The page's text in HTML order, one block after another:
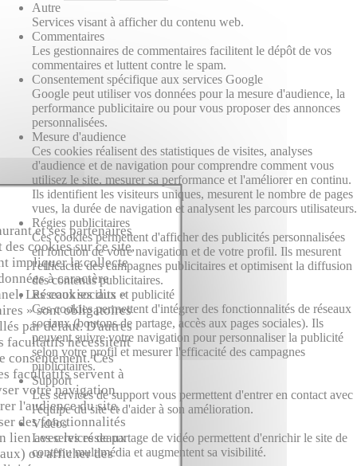
Autre
Services visant à afficher du contenu web.
Commentaires
Les gestionnaires de commentaires facilitent le dépôt de vos
commentaires et luttent contre le spam.
Consentement spécifique aux services Google
Google peut utiliser vos données pour la mesure d'audience, la
performance publicitaire ou pour vous proposer des annonces
personnalisées.
Mesure d'audience
Ces cookies réalisent des statistiques de visites, analyses
d'audience et de navigation pour comprendre comment vous
utilisez le site, mesurer sa performance et l'améliorer en continu.
Ils identifient les visiteurs uniques, mesurent le nombre de pages
vues, la durée de navigation et analysent les parcours utilisateurs.
Régies publicitaires
Ces cookies permettent d'afficher des publicités personnalisées
en fonction de votre navigation et de votre profil. Ils mesurent
l'efficacité des campagnes publicitaires et optimisent la diffusion
des contenus publicitaires.
Réseaux sociaux et publicité
Ces cookies permettent d'intégrer des fonctionnalités de réseaux
sociaux (boutons de partage, accès aux pages sociales). Ils
peuvent suivre votre navigation pour personnaliser la publicité
selon votre profil et mesurer l'efficacité des campagnes
publicitaires.
Support
Les services de support vous permettent d'entrer en contact avec
l'équipe du site et d'aider à son amélioration.
Vidéos
Les services de partage de vidéo permettent d'enrichir le site de
contenu multimédia et augmentent sa visibilité.
et ses partenaires
cookies sur ce site,
impliquer la collecte
à caractère
Les cookies dits «
» sont obligatoires
par défaut. D'autres
facultatifs nécessitent
consentement. Ces
facultatifs servent à
votre navigation,
l'audience du site,
des fonctionnalités
lien avec les réseaux
ou afficher des